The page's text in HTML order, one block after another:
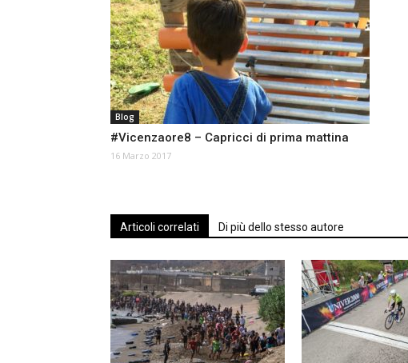
Blog
#Vicenzaore8 – Capricci di prima mattina
16 Marzo 2017
Articoli correlati Di più dello stesso autore